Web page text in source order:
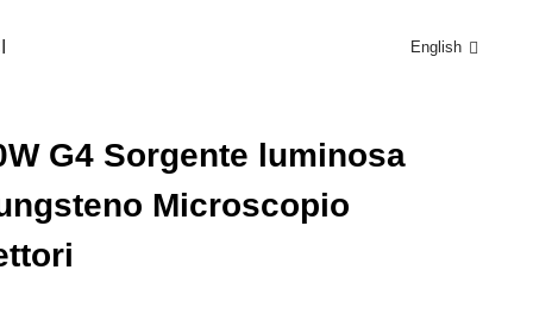
English
G4 Sorgente luminosa
Microscopio